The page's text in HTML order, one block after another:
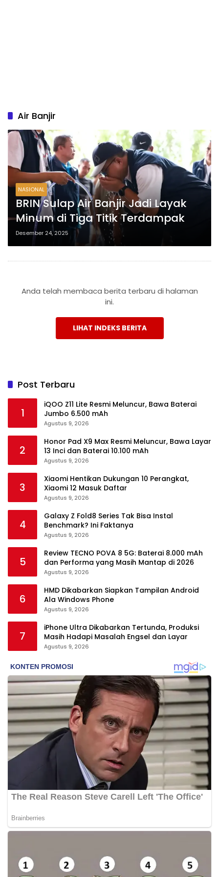
Air Banjir
NASIONAL
BRIN Sulap Air Banjir Jadi Layak
Minum di Tiga Titik Terdampak
Desember 24, 2025
Anda telah membaca berita terbaru di halaman
ini.
LIHAT INDEKS BERITA
Post Terbaru
1
iQOO Z11 Lite Resmi Meluncur, Bawa Baterai
Jumbo 6.500 mAh
Agustus 9, 2026
2
Honor Pad X9 Max Resmi Meluncur, Bawa Layar
13 Inci dan Baterai 10.100 mAh
Agustus 9, 2026
3
Xiaomi Hentikan Dukungan 10 Perangkat,
Xiaomi 12 Masuk Daftar
Agustus 9, 2026
4
Galaxy Z Fold8 Series Tak Bisa Instal
Benchmark? Ini Faktanya
Agustus 9, 2026
5
Review TECNO POVA 8 5G: Baterai 8.000 mAh
dan Performa yang Masih Mantap di 2026
Agustus 9, 2026
6
HMD Dikabarkan Siapkan Tampilan Android
Ala Windows Phone
Agustus 9, 2026
7
iPhone Ultra Dikabarkan Tertunda, Produksi
Masih Hadapi Masalah Engsel dan Layar
Agustus 9, 2026